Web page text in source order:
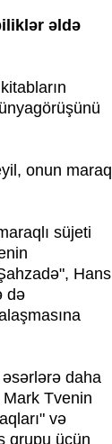
əldə
onun maraq
süjeti
Hans
də
daha
Tvenin
və
qrupu üçün